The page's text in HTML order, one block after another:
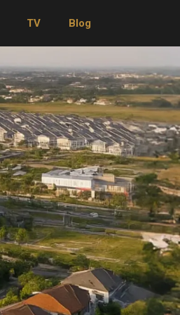
TV Blog